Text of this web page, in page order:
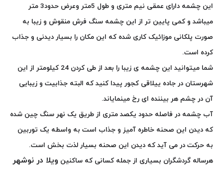
این چشمه دارای عمقی نیم متری و طول 5متر وعرض حدود3 متر
میباشد و کمی پایین تر از این چشمه سنگ فرش منقوش و زیبا به
صورت پلکانی موزائیک کاری شده که این مکان را بسیار دیدنی و جذاب
کرده است.
شما میتوانید این چشمه ی زیبا را بعد از طی کردن 24 کیلومتر از این
شهرستان در جاده ییلاقی کجور پیدا کنید که البته جذابیت و زیبایی
آن در چشم هر بیننده ای رخ مینمایاند.
آب چشمه در فاصله حدود یکصد متری از طریق یک نهر سنگ چین شده
که دیدن این صحنه خاطره آمیز و جذاب است به واسطه یک توربین
به حرکت در می آید که دیدن این صحنه بسیار لذت بخش است.
هرساله گردشگران بسیاری از جمله کسانی که ساکنین ویلا در نوشهر